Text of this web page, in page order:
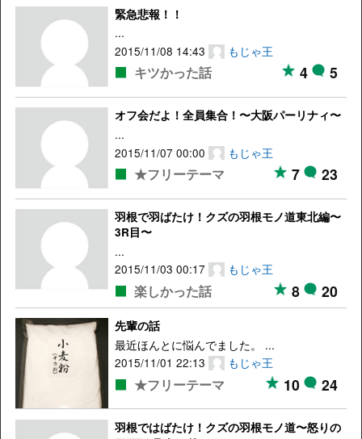
緊急悲報！！
...
2015/11/08 14:43
もじゃ王
キツかった話 4 5
オフ会だよ！全員集合！〜大阪パーリナィ〜
...
2015/11/07 00:00
もじゃ王
★フリーテーマ 7 23
羽根で羽ばたけ！クズの羽根モノ道東北編〜
3R目〜
...
2015/11/03 00:17
もじゃ王
楽しかった話 8 20
先輩の話
最近ほんとに悩んでました。 ...
2015/11/01 22:13
もじゃ王
★フリーテーマ 10 24
羽根ではばたけ！クズの羽根モノ道〜怒りの